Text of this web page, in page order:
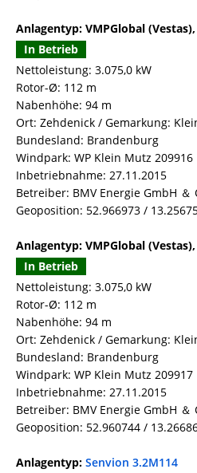
Anlagentyp: VMPGlobal (Vestas),
In Betrieb
Nettoleistung: 3.075,0 kW
Rotor-Ø: 112 m
Nabenhöhe: 94 m
Ort: Zehdenick / Gemarkung:
Bundesland: Brandenburg
Windpark: WP Klein Mutz 209916
Inbetriebnahme: 27.11.2015
Betreiber: BMV Energie GmbH ＆
Geoposition: 52.966973 /
Anlagentyp: VMPGlobal (Vestas),
In Betrieb
Nettoleistung: 3.075,0 kW
Rotor-Ø: 112 m
Nabenhöhe: 94 m
Ort: Zehdenick / Gemarkung:
Bundesland: Brandenburg
Windpark: WP Klein Mutz 209917
Inbetriebnahme: 27.11.2015
Betreiber: BMV Energie GmbH ＆
Geoposition: 52.960744 /
Anlagentyp: Senvion 3.2M114